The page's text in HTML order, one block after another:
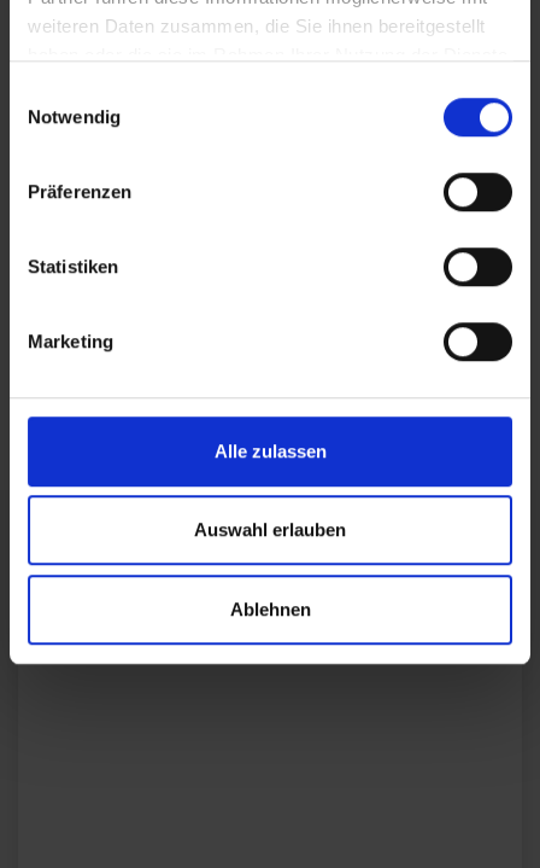
weiteren Daten zusammen, die Sie ihnen bereitgestellt
Notwendig
Präferenzen
Statistiken
Marketing
Alle zulassen
Auswahl erlauben
Ablehnen
+31885086452
Navigiere dich durch den Campus und Venlo
Lerne unsere Studiengänge kennen
Möglicherweise interessant